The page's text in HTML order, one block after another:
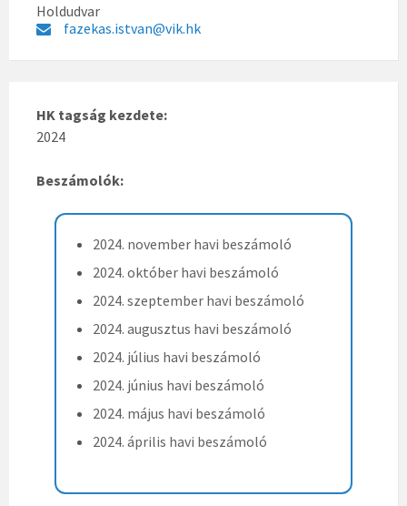
Holdudvar
fazekas.istvan@vik.hk
HK tagság kezdete:
2024
Beszámolók:
2024. november havi beszámoló
2024. október havi beszámoló
2024. szeptember havi beszámoló
2024. augusztus havi beszámoló
2024. július havi beszámoló
2024. június havi beszámoló
2024. május havi beszámoló
2024. április havi beszámoló